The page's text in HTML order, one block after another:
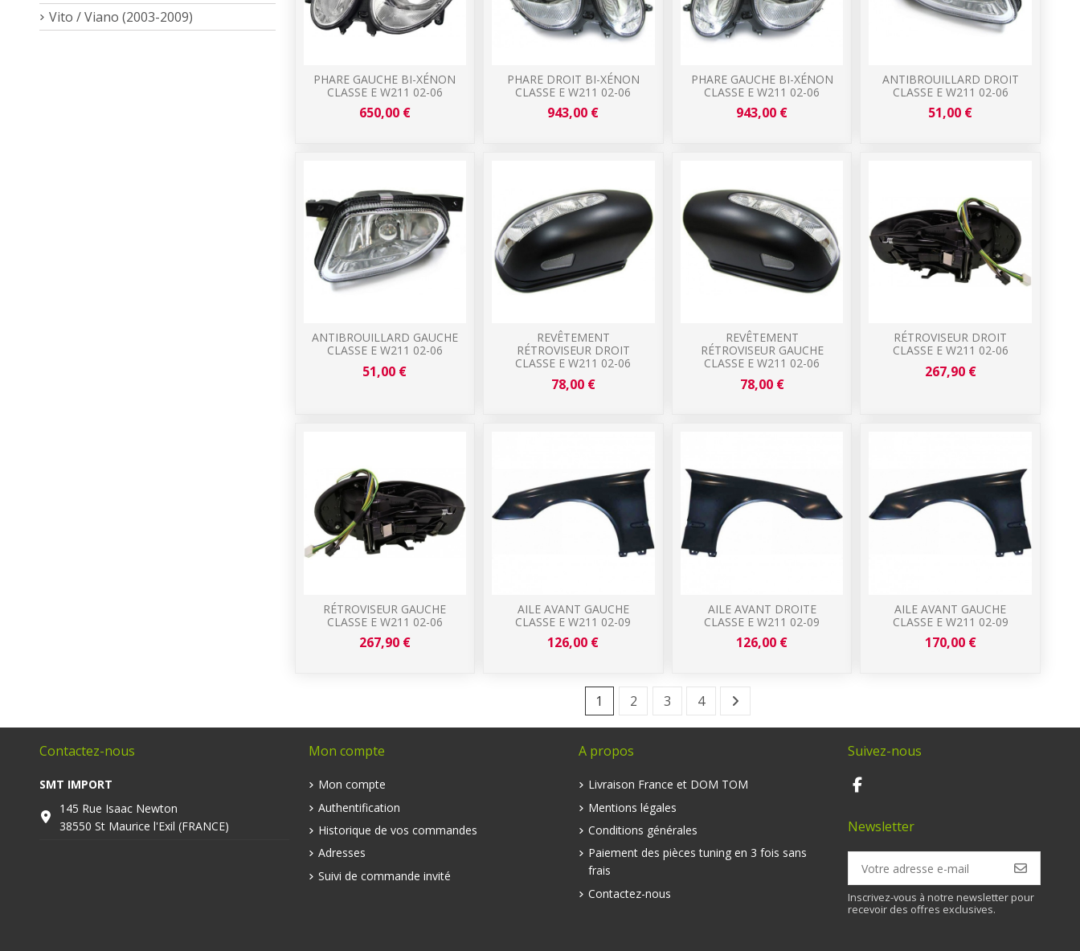
PHARE GAUCHE BI-XÉNON
CLASSE E W211 02-06
650,00 €
PHARE DROIT BI-XÉNON
CLASSE E W211 02-06
943,00 €
PHARE GAUCHE BI-XÉNON
CLASSE E W211 02-06
943,00 €
ANTIBROUILLARD DROIT
CLASSE E W211 02-06
51,00 €
ANTIBROUILLARD GAUCHE
CLASSE E W211 02-06
51,00 €
REVÊTEMENT
RÉTROVISEUR DROIT
CLASSE E W211 02-06
78,00 €
REVÊTEMENT
RÉTROVISEUR GAUCHE
CLASSE E W211 02-06
78,00 €
RÉTROVISEUR DROIT
CLASSE E W211 02-06
267,90 €
RÉTROVISEUR GAUCHE
CLASSE E W211 02-06
267,90 €
AILE AVANT GAUCHE
CLASSE E W211 02-09
126,00 €
AILE AVANT DROITE
CLASSE E W211 02-09
126,00 €
AILE AVANT GAUCHE
CLASSE E W211 02-09
170,00 €
1 2 3 4
Vito / Viano (2003-2009)
Contactez-nous
SMT IMPORT
145 Rue Isaac Newton
38550 St Maurice l'Exil (FRANCE)
Mon compte
Mon compte
Authentification
Historique de vos commandes
Adresses
Suivi de commande invité
A propos
Livraison France et DOM TOM
Mentions légales
Conditions générales
Paiement des pièces tuning en 3 fois sans
frais
Contactez-nous
Suivez-nous
Newsletter
Inscrivez-vous à notre newsletter pour
recevoir des offres exclusives.